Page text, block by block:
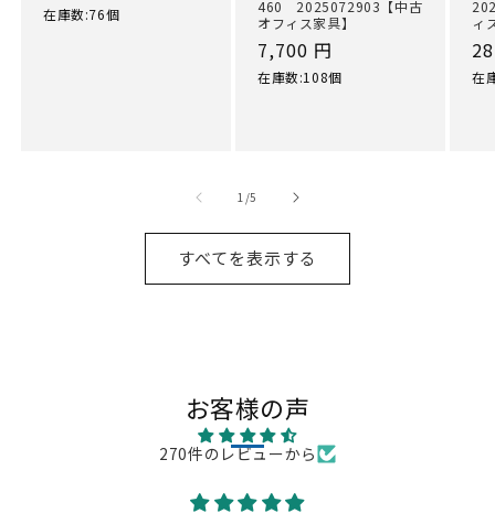
常
在庫数:76個
460 2025072903【中古
オフィス家具】
通
常
7,700 円
在庫数:108個
ィ
通
常
在
1 /の
5
すべてを表示する
お客様の声
270件のレビューから